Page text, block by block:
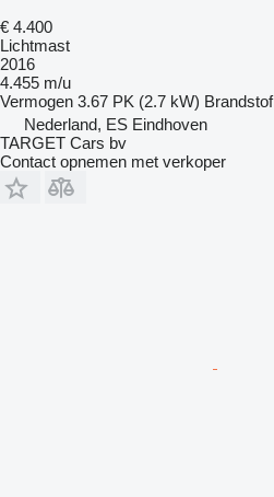
€ 4.400
Lichtmast
2016
4.455 m/u
Vermogen 3.67 PK (2.7 kW) Brandstof
Nederland, ES Eindhoven
TARGET Cars bv
Contact opnemen met verkoper